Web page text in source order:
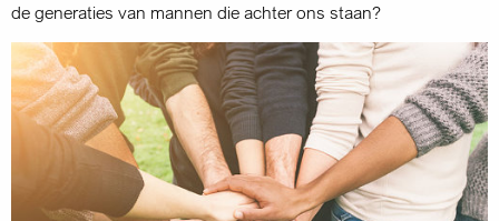
de generaties van mannen die achter ons staan?